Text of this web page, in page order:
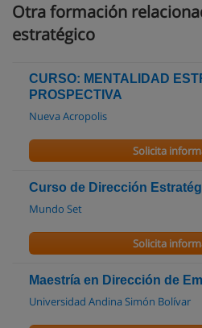
Otra formación
estratégico
CURSO: MENTALIDAD
PROSPECTIVA
Nueva Acropolis
Solicita
Curso de Dirección
Mundo Set
Solicita
Maestría en Dirección de
Universidad Andina Simón Bolívar